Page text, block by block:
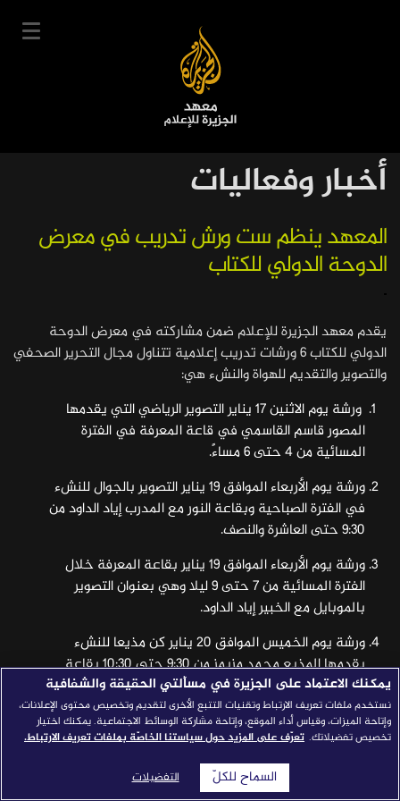
User
account
Main
دوراتنا
عن المعهد
التعليم الإلكتروني
قصص النجاح
إصداراتنا
شركاؤنا
للتواصل | استفسارات
أخبار وفعاليات
المعهد ينظم ست ورش تدريب في معرض
الدوحة الدولي للكتاب
يقدم معهد الجزيرة للإعلام ضمن مشاركته في معرض الدوحة
الدولي للكتاب 6 ورشات تدريب إعلامية تتناول مجال التحرير الصحفي
والتصوير والتقديم للهواة والنشء هي:
ورشة يوم الاثنين 17 يناير التصوير الرياضي التي يقدمها
المصور قاسم القاسمي في قاعة المعرفة في الفترة
المسائية من 4 حتى 6 مساءً.
ورشة يوم الأربعاء الموافق 19 يناير التصوير بالجوال للنشء
في الفترة الصباحية وبقاعة النور مع المدرب إياد الداود من
9:30 حتى العاشرة والنصف.
ورشة يوم الأربعاء الموافق 19 يناير بقاعة المعرفة خلال
الفترة المسائية من 7 حتى 9 ليلا وهي بعنوان التصوير
بالموبايل مع الخبير إياد الداود.
ورشة يوم الخميس الموافق 20 يناير كن مذيعا للنشء
يقدمها المذيع محمد مزيمز من 9:30 حتى 10:30 بقاعة
المعرفة.
ورشة يوم الخميس الموافق 20 يناير فنون التحرير الصحفي
في الفترة المسائية بقاعة النور التي يقدمها الصحفي أمجد
الشلتوني من الساعة 7 – 9 ليلا.
يمكنك الاعتماد على الجزيرة في مسألتي الحقيقة والشفافية
نستخدم ملفات تعريف الارتباط وتقنيات التتبع الأخرى لتقديم وتخصيص محتوى الإعلانات،
وإتاحة الميزات، وقياس أداء الموقع، وإتاحة مشاركة الوسائط الاجتماعية. يمكنك اختيار
تخصيص تفضيلاتك. تعرّف على المزيد حول سياستنا الخاصّة بملفات تعريف الارتباط.
التفضيلات السماح للكلّ